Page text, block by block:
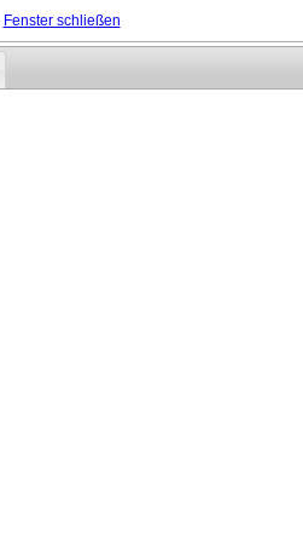
Fenster schließen